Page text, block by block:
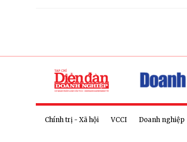
Chính trị - Xã hội VCCI Doanh nghiệp